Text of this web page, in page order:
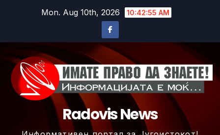
Mon. Aug 10th, 2026 10:42:58 AM
Radovis News